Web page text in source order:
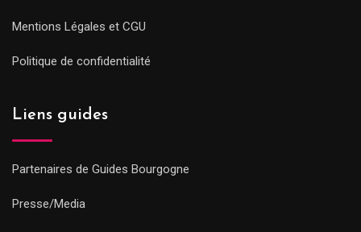
Mentions Légales et CGU
Politique de confidentialité
Liens guides
Partenaires de Guides Bourgogne
Presse/Media